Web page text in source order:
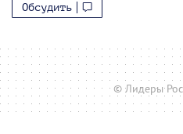
Обсудить
© Лидеры